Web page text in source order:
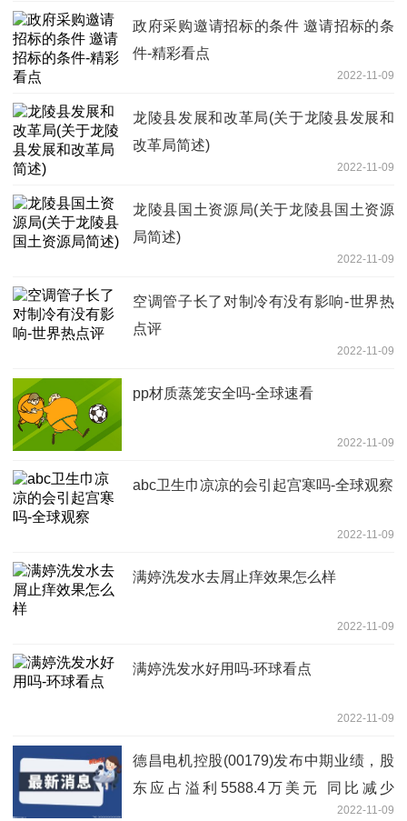
政府采购邀请招标的条件 邀请招标的条
件-精彩看点
2022-11-09
龙陵县发展和改革局(关于龙陵县发展和
改革局简述)
2022-11-09
龙陵县国土资源局(关于龙陵县国土资源
局简述)
2022-11-09
空调管子长了对制冷有没有影响-世界热
点评
2022-11-09
pp材质蒸笼安全吗-全球速看
2022-11-09
abc卫生巾凉凉的会引起宫寒吗-全球观察
2022-11-09
满婷洗发水去屑止痒效果怎么样
2022-11-09
满婷洗发水好用吗-环球看点
2022-11-09
德昌电机控股(00179)发布中期业绩，股
东应占溢利5588.4万美元 同比减少
2022-11-09